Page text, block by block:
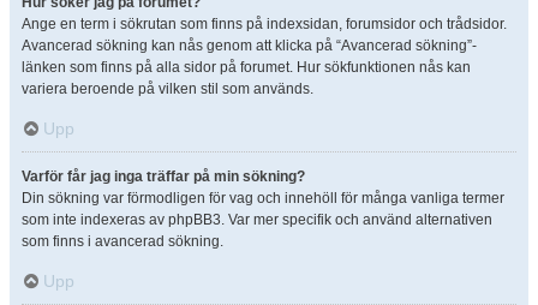
Ange en term i sökrutan som finns på indexsidan, forumsidor och trådsidor.
Avancerad sökning kan nås genom att klicka på “Avancerad sökning”-
länken som finns på alla sidor på forumet. Hur sökfunktionen nås kan
variera beroende på vilken stil som används.
Upp
Varför får jag inga träffar på min sökning?
Din sökning var förmodligen för vag och innehöll för många vanliga termer
som inte indexeras av phpBB3. Var mer specifik och använd alternativen
som finns i avancerad sökning.
Upp